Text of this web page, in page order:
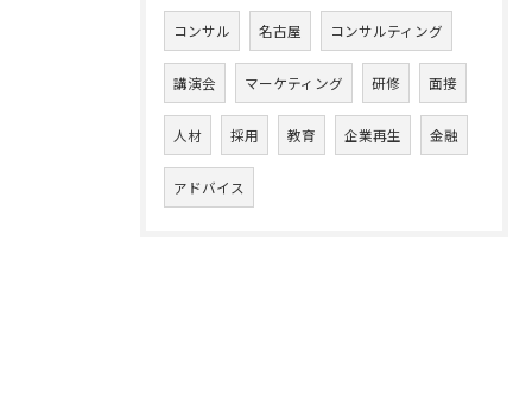
コンサル 名古屋 コンサルティング
講演会 マーケティング 研修 面接
人材 採用 教育 企業再生 金融
アドバイス